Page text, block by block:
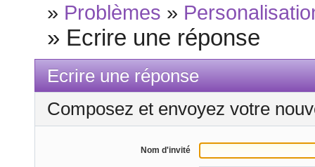
» Problèmes »
» Ecrire une réponse
Ecrire une réponse
Composez et envoyez votre
Nom d'invité